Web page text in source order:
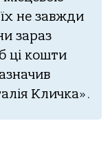
не завжди
зараз
ці кошти
Кличка».